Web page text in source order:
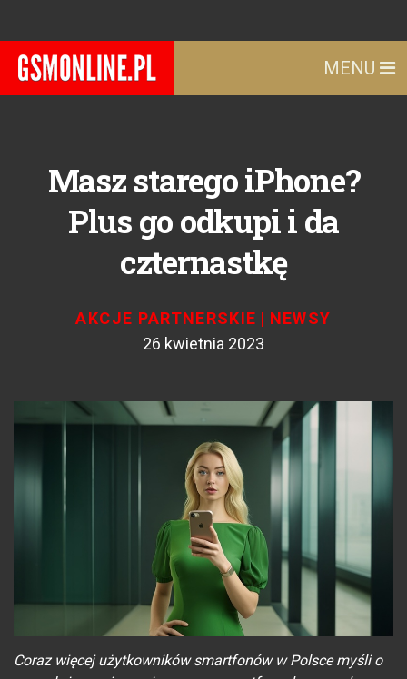
MENU
Masz starego iPhone?
Plus go odkupi i da
czternastkę
AKCJE PARTNERSKIE | NEWSY
26 kwietnia 2023
Coraz więcej użytkowników smartfonów w Polsce myśli o